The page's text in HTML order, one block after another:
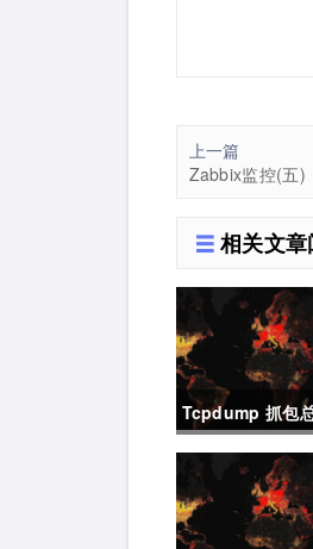
上一篇
Zabbix监控(五)
相关文章
Tcpdump 抓包
不会？这篇保姆
程，今天可以拿